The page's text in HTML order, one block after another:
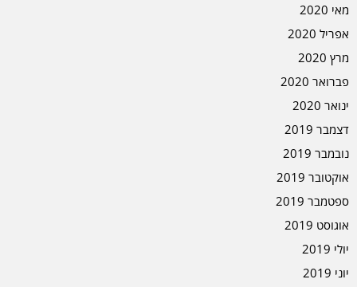
מאי 2020
אפריל 2020
מרץ 2020
פברואר 2020
ינואר 2020
דצמבר 2019
נובמבר 2019
אוקטובר 2019
ספטמבר 2019
אוגוסט 2019
יולי 2019
יוני 2019